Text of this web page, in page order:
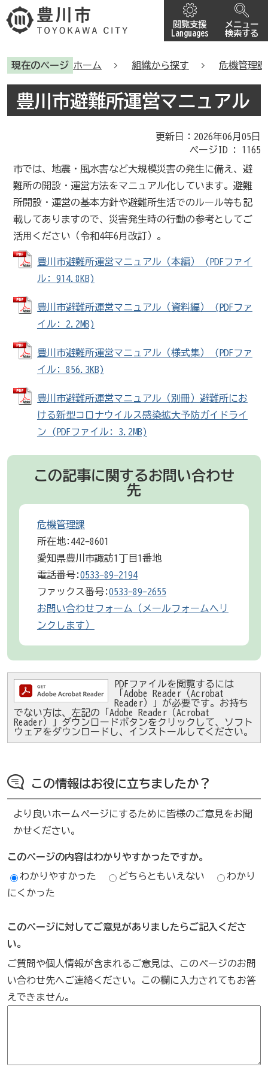
閲覧支援
Languages
メニュー
検索する
現在のページ ホーム 組織から探す 危機管理課
豊川市避難所運営マニュアル
更新日：2026年06月05日
ページID : 1165
市では、地震・風水害など大規模災害の発生に備え、避
難所の開設・運営方法をマニュアル化しています。避難
所開設・運営の基本方針や避難所生活でのルール等も記
載してありますので、災害発生時の行動の参考としてご
活用ください（令和4年6月改訂）。
豊川市避難所運営マニュアル（本編） (PDFファイ
ル: 914.8KB)
豊川市避難所運営マニュアル（資料編） (PDFファ
イル: 2.2MB)
豊川市避難所運営マニュアル（様式集） (PDFファ
イル: 856.3KB)
豊川市避難所運営マニュアル（別冊）避難所にお
ける新型コロナウイルス感染拡大予防ガイドライ
ン (PDFファイル: 3.2MB)
この記事に関するお問い合わせ
先
危機管理課
所在地:442-8601
愛知県豊川市諏訪1丁目1番地
電話番号:0533-89-2194
ファックス番号:0533-89-2655
お問い合わせフォーム（メールフォームへリ
ンクします）
PDFファイルを閲覧するには
「Adobe Reader（Acrobat
Reader）」が必要です。お持ち
でない方は、左記の「Adobe Reader（Acrobat
Reader）」ダウンロードボタンをクリックして、ソフト
ウェアをダウンロードし、インストールしてください。
この情報はお役に立ちましたか？
より良いホームページにするために皆様のご意見をお聞
かせください。
このページの内容はわかりやすかったですか。
わかりやすかった どちらともいえない
わかり
にくかった
このページに対してご意見がありましたらご記入くださ
い。
ご質問や個人情報が含まれるご意見は、このページのお問
い合わせ先へご連絡ください。この欄に入力されてもお答
えできません。